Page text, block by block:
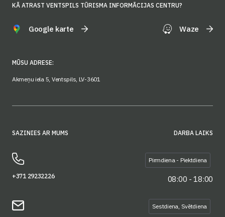
KĀ ATRAST VENTSPILS TŪRISMA INFORMĀCIJAS CENTRU?
Google karte Waze
MŪSU ADRESE:
Akmeņu iela 5, Ventspils, LV-3601
SAZINIES AR MUMS
+371 29232226
DARBA LAIKS
Pirmdiena - Piektdiena
08:00 - 18:00
Sestdiena, Svētdiena